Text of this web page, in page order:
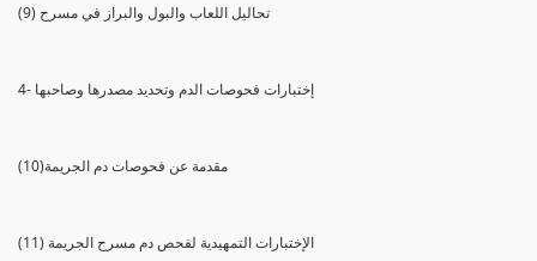
(9) تحاليل اللعاب والبول والبراز في مسرح
4- إختبارات فحوصات الدم وتحديد مصدرها وصاحبها
(10)مقدمة عن فحوصات دم الجريمة
(11) الإختبارات التمهيدية لفحص دم مسرح الجريمة